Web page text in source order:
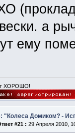
а
ему
ХОРОШО!
"Колеса Домиком? -
#21 : 29 Апреля 2010,